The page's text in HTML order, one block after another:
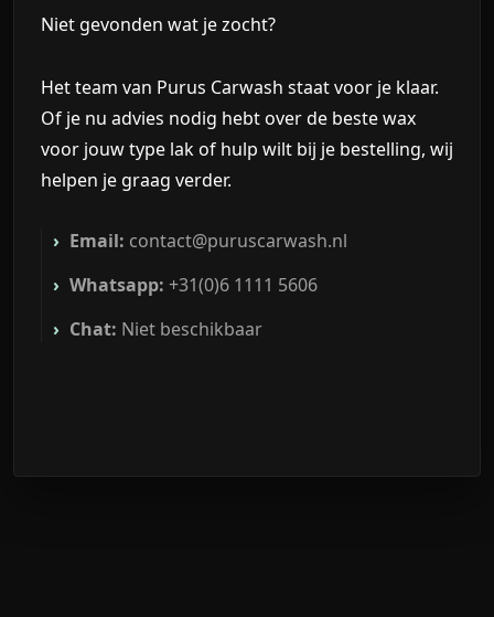
Niet gevonden wat je zocht?
Het team van Purus Carwash staat voor je klaar.
Of je nu advies nodig hebt over de beste wax
voor jouw type lak of hulp wilt bij je bestelling, wij
helpen je graag verder.
Email: contact@puruscarwash.nl
Whatsapp: +31(0)6 1111 5606
Chat: Niet beschikbaar